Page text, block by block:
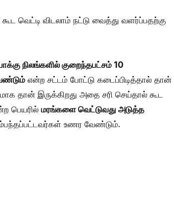
வெட்டி விடலாம் நட்டு வைத்து வளர்ப்பதற்கு
நிலங்களில் குறைந்தபட்சம் 10
என்ற சட்டம் போட்டு கடைப்பிடித்தால் தான்
தான் இருக்கிறது அதை சரி செய்தால் கூட
பெயரில் மரங்களை வெட்டுவது அடுத்த
உணர வேண்டும்.